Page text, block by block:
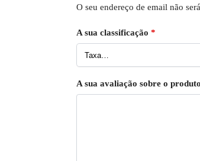
O seu endereço de email não
A sua classificação *
A sua avaliação sobre o produto